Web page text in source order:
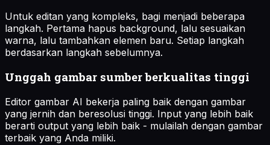
Untuk editan yang kompleks, bagi menjadi beberapa
langkah. Pertama hapus background, lalu sesuaikan
warna, lalu tambahkan elemen baru. Setiap langkah
berdasarkan langkah sebelumnya.
Unggah gambar sumber berkualitas tinggi
Editor gambar AI bekerja paling baik dengan gambar
yang jernih dan beresolusi tinggi. Input yang lebih baik
berarti output yang lebih baik - mulailah dengan gambar
terbaik yang Anda miliki.